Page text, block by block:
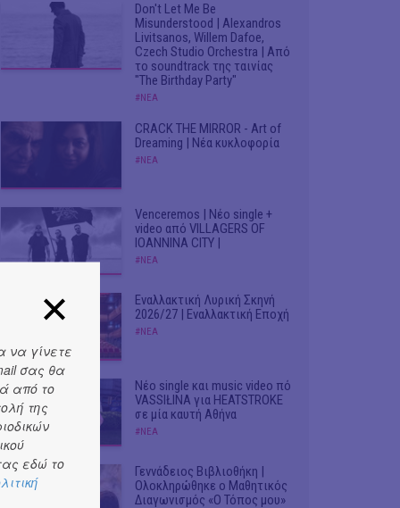
Don't Let Me Be
Misunderstood | Alexandros
Livitsanos, Willem Dafoe,
Czech Studio Orchestra | Από
το soundtrack της ταινίας
"The Birthday Party"
#ΝΕΑ
CRACK THE MIRROR - Art of
Dreaming | Νέα κυκλοφορία
#ΝΕΑ
Venceremos | Νέο single +
video από VILLAGERS OF
IOANNINA CITY |
#ΝΕΑ
Εναλλακτική Λυρική Σκηνή
2026/27 | Εναλλακτική Εποχή
#ΝΕΑ
Νέο single και music video πό
VASSIŁINA για HEATSTROKE
σε μία καυτή Αθήνα
#ΝΕΑ
Γεννάδειος Βιβλιοθήκη |
Ολοκληρώθηκε ο Μαθητικός
Διαγωνισμός «Ο Τόπος μου»
να γίνετε
σας θα
από το
της
εδώ το